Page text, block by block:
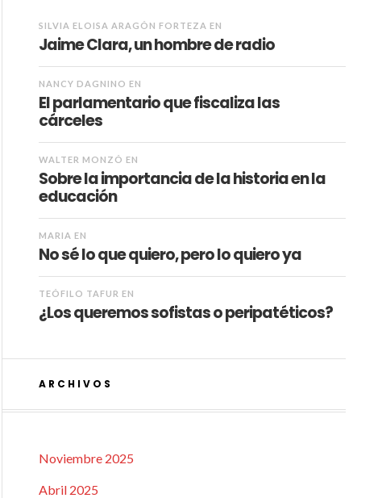
SILVIA ELOISA ARAGÓN FORTEZA EN
Jaime Clara, un hombre de radio
NANCY DAGNINO EN
El parlamentario que fiscaliza las
cárceles
WALTER MONZÓ EN
Sobre la importancia de la historia en la
educación
MARIA EN
No sé lo que quiero, pero lo quiero ya
TEÓFILO TAFUR EN
¿Los queremos sofistas o peripatéticos?
ARCHIVOS
Noviembre 2025
Abril 2025